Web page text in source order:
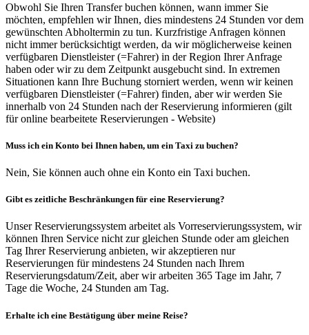
Obwohl Sie Ihren Transfer buchen können, wann immer Sie
möchten, empfehlen wir Ihnen, dies mindestens 24 Stunden vor dem
gewünschten Abholtermin zu tun. Kurzfristige Anfragen können
nicht immer berücksichtigt werden, da wir möglicherweise keinen
verfügbaren Dienstleister (=Fahrer) in der Region Ihrer Anfrage
haben oder wir zu dem Zeitpunkt ausgebucht sind. In extremen
Situationen kann Ihre Buchung storniert werden, wenn wir keinen
verfügbaren Dienstleister (=Fahrer) finden, aber wir werden Sie
innerhalb von 24 Stunden nach der Reservierung informieren (gilt
für online bearbeitete Reservierungen - Website)
Muss ich ein Konto bei Ihnen haben, um ein Taxi zu buchen?
Nein, Sie können auch ohne ein Konto ein Taxi buchen.
Gibt es zeitliche Beschränkungen für eine Reservierung?
Unser Reservierungssystem arbeitet als Vorreservierungssystem, wir
können Ihren Service nicht zur gleichen Stunde oder am gleichen
Tag Ihrer Reservierung anbieten, wir akzeptieren nur
Reservierungen für mindestens 24 Stunden nach Ihrem
Reservierungsdatum/Zeit, aber wir arbeiten 365 Tage im Jahr, 7
Tage die Woche, 24 Stunden am Tag.
Erhalte ich eine Bestätigung über meine Reise?